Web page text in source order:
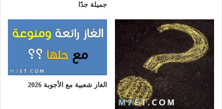
جميلة جدًا
الغاز شعبية مع الأجوبة 2026